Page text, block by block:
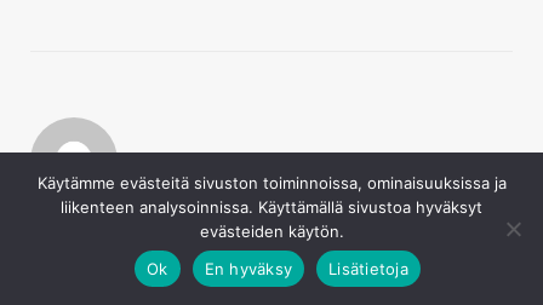
Lassivv
Täysin samoilla linjoilla että nuo behind the scenes -jutut
olleet todella mielenkiintoista kuunneltavaa, heti siitä
Käytämme evästeitä sivuston toiminnoissa, ominaisuuksissa ja
liikenteen analysoinnissa. Käyttämällä sivustoa hyväksyt
evästeiden käytön.
Ok
En hyväksy Lisätietoja